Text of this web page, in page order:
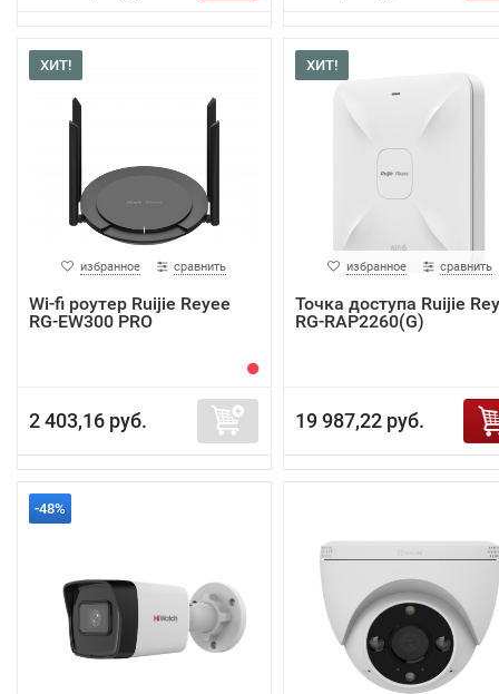
ХИТ!
избранное сравнить
Wi-fi роутер Ruijie Reyee
RG-EW300 PRO
2 403,16 руб.
ХИТ!
избранное сравнить
Точка доступа Ruijie
RG-RAP2260(G)
19 987,22 руб.
-48%